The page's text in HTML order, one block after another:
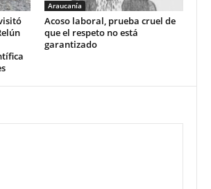
Araucanía
Acoso laboral, prueba cruel de
que el respeto no está
garantizado